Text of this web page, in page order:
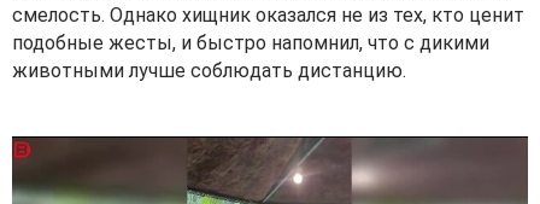
смелость. Однако хищник оказался не из тех, кто ценит
подобные жесты, и быстро напомнил, что с дикими
животными лучше соблюдать дистанцию.
V